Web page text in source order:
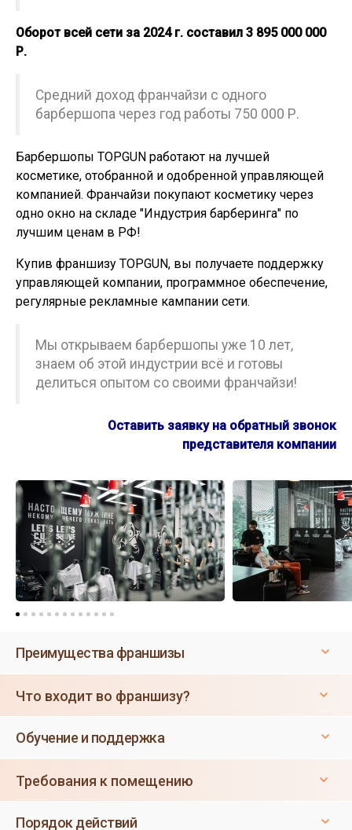
Оборот всей сети за 2024 г. составил 3 895 000 000
Р.
Средний доход франчайзи с одного
барбершопа через год работы 750 000 Р.
Барбершопы TOPGUN работают на лучшей
косметике, отобранной и одобренной управляющей
компанией. Франчайзи покупают косметику через
одно окно на складе "Индустрия барберинга" по
лучшим ценам в РФ!
Купив франшизу TOPGUN, вы получаете поддержку
управляющей компании, программное обеспечение,
регулярные рекламные кампании сети.
Мы открываем барбершопы уже 10 лет,
знаем об этой индустрии всё и готовы
делиться опытом со своими франчайзи!
Оставить заявку на обратный звонок
представителя компании
Преимущества франшизы
Что входит во франшизу?
Обучение и поддержка
Требования к помещению
Порядок действий